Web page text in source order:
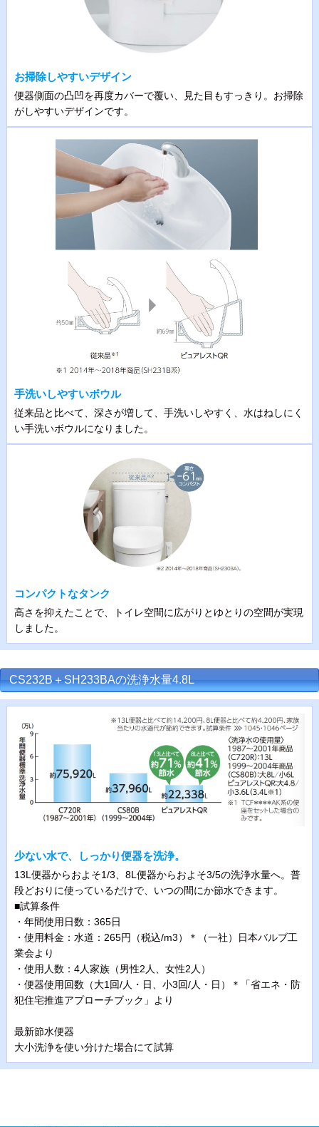
お掃除しやすいデザイン
便器側面の凸凹を再度カバーで覆い、見た目もすっきり。お掃除
がしやすいデザインです。
手洗いしやすいボウル
従来品と比べて、深さが増して、手洗いしやすく、水はねしにく
い手洗いボウルになりました。
コンパクトなタンク
高さを抑えたことで、トイレ空間に広がりとゆとりの空間が実現
しました。
CS232B＋SH233BAの洗浄水量4.8L
少ない水で、しっかり便器を洗浄。
13L便器からおよそ1/3、8L便器からおよそ3/5の洗浄水量へ。普
段どおりに使っているだけで、いつの間にか節水できます。
■試算条件
・年間使用日数：365日
・使用料金：水道：265円（税込/m3）＊（一社）日本バルブ工
業会より
・使用人数：4人家族（男性2人、女性2人）
・便器使用回数（大1回/人・日、小3回/人・日）＊「省エネ・防
犯住宅推進アプローチブック」より
最新節水便器
大小洗浄を使い分けた場合にて試算